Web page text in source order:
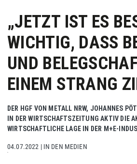
„JETZT IST ES
WICHTIG, DASS
UND
EINEM STRANG
DER HGF VON METALL NRW, JOHANNES
IN DER WIRTSCHAFTSZEITUNG AKTIV DIE
WIRTSCHAFTLICHE LAGE IN DER M+E-
04.07.2022 | IN DEN MEDIEN